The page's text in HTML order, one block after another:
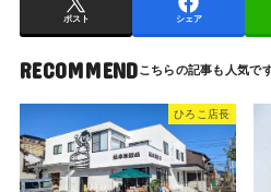
ポスト シェア
RECOMMEND
ひろこ店長